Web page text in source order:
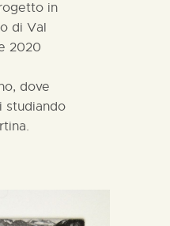
in
di Val
2020
dove
studiando